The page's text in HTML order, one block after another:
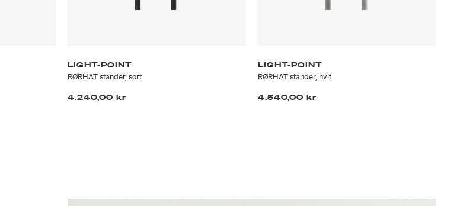
LIGHT-POINT
RØRHAT stander, sort
4.240,00 kr
LIGHT-POINT
RØRHAT stander, hvit
4.540,00 kr